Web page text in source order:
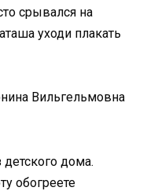
срывался на
уходи плакать
Вильгельмовна
дома.
обогреете